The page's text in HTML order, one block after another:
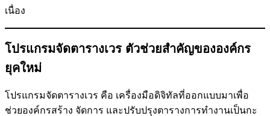
เนื่อง
โปรแกรมจัดตารางเวร ตัวช่วยสำคัญขององค์กร
ยุคใหม่
โปรแกรมจัดตารางเวร คือ เครื่องมือดิจิทัลที่ออกแบบมาเพื่อ
ช่วยองค์กรสร้าง จัดการ และปรับปรุงตารางการทำงานเป็นกะ